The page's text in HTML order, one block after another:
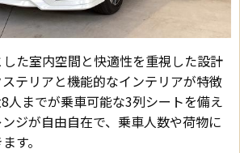
た室内空間と快適性を重視した設計
テリアと機能的なインテリアが特徴
人までが乗車可能な3列シートを備え
ジが自由自在で、乗車人数や荷物に
す。